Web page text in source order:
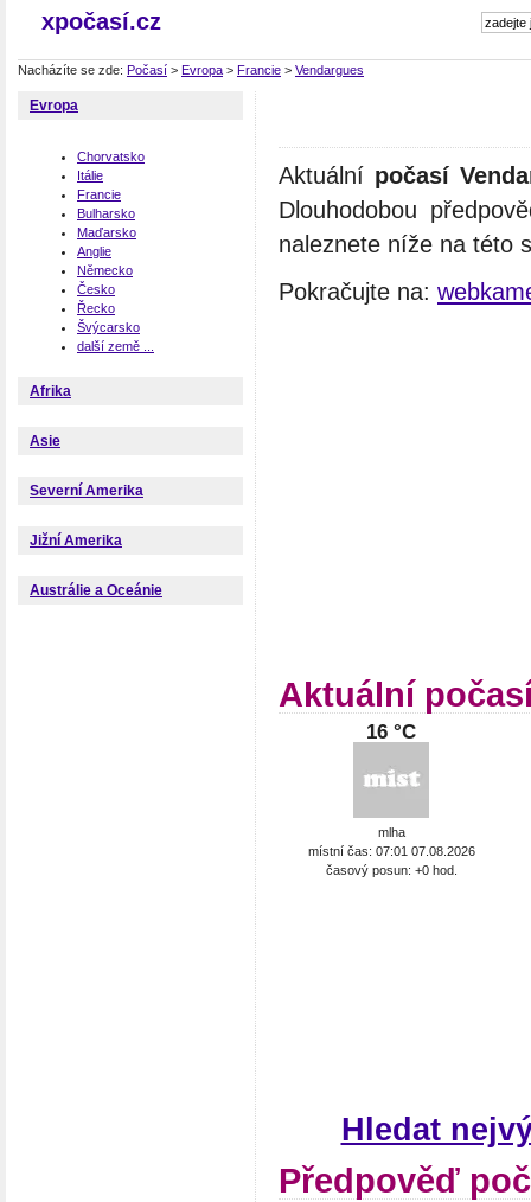
xpočasí.cz
Nacházíte se zde: Počasí > Evropa > Francie > Vendargues
Evropa
Chorvatsko
Itálie
Francie
Bulharsko
Maďarsko
Anglie
Německo
Česko
Řecko
Švýcarsko
další země ...
Afrika
Asie
Severní Amerika
Jižní Amerika
Austrálie a Oceánie
Aktuální počasí
Dlouhodobou
naleznete níže na této
Pokračujte na:
Aktuální
16 °C
mlha
místní čas: 07:01 07.08.2026
časový posun: +0 hod.
Hledat
Předpověď